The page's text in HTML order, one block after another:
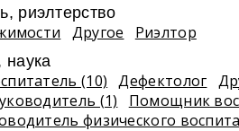
риэлтeрство
Другое Риэлтор
наука
(10) Дефектолог
(1)
Помощник
физического